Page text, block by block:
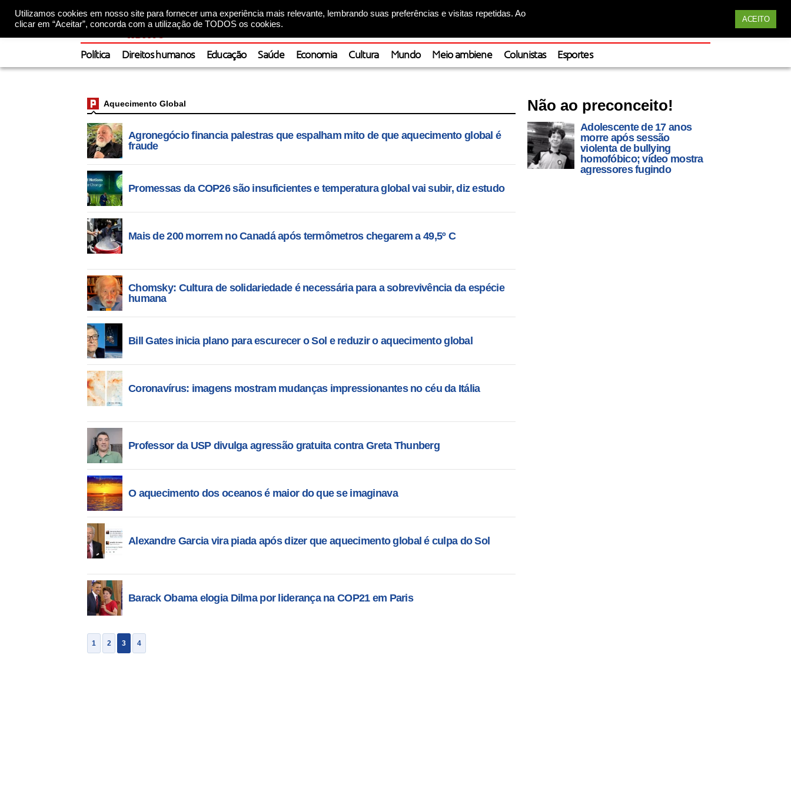
Utilizamos cookies em nosso site para fornecer uma experiência mais relevante, lembrando suas preferências e visitas repetidas. Ao
clicar em “Aceitar”, concorda com a utilização de TODOS os cookies.
ACEITO
Política Direitos humanos Educação Saúde Economia Cultura Mundo Meio ambiene Colunistas Esportes
Aquecimento Global
Agronegócio financia palestras que espalham mito de que aquecimento global é
fraude
Promessas da COP26 são insuficientes e temperatura global vai subir, diz estudo
Mais de 200 morrem no Canadá após termômetros chegarem a 49,5º C
Chomsky: Cultura de solidariedade é necessária para a sobrevivência da espécie
humana
Bill Gates inicia plano para escurecer o Sol e reduzir o aquecimento global
Coronavírus: imagens mostram mudanças impressionantes no céu da Itália
Professor da USP divulga agressão gratuita contra Greta Thunberg
O aquecimento dos oceanos é maior do que se imaginava
Alexandre Garcia vira piada após dizer que aquecimento global é culpa do Sol
Barack Obama elogia Dilma por liderança na COP21 em Paris
1 2 3 4
Não ao preconceito!
Adolescente de 17 anos
morre após sessão
violenta de bullying
homofóbico; vídeo mostra
agressores fugindo